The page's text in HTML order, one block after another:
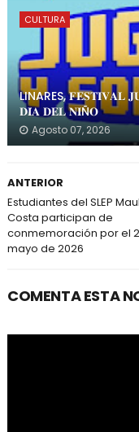
CULTURA
LINARES,
𝐃𝐈́𝐀 𝐃𝐄𝐋 𝐍𝐈Ñ𝐎
Agosto 07, 2026
ANTERIOR
Estudiantes del SLEP
Costa participan de
conmemoración por el
mayo de 2026
COMENTA ESTA